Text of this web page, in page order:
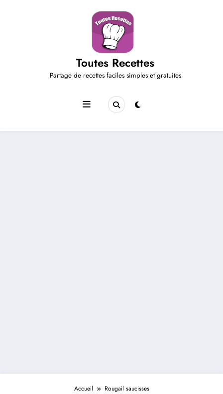
Toutes Recettes
Partage de recettes faciles simples et gratuites
Accueil Rougail saucisses